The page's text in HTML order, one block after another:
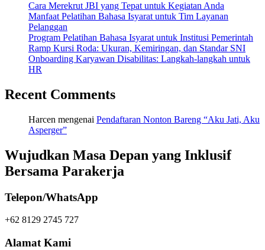
Cara Merekrut JBI yang Tepat untuk Kegiatan Anda
Manfaat Pelatihan Bahasa Isyarat untuk Tim Layanan
Pelanggan
Program Pelatihan Bahasa Isyarat untuk Institusi Pemerintah
Ramp Kursi Roda: Ukuran, Kemiringan, dan Standar SNI
Onboarding Karyawan Disabilitas: Langkah-langkah untuk
HR
Recent Comments
Harcen mengenai Pendaftaran Nonton Bareng “Aku Jati, Aku
Asperger”
Wujudkan Masa Depan yang Inklusif
Bersama Parakerja
Telepon/WhatsApp
+62 8129 2745 727
Alamat Kami